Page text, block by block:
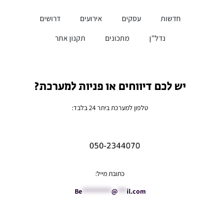
חדשות עסקים אירועים
דרושים
נדל”ן
מתכונים תקנון אתר
יש לכם דיווחים או פניות למערכת?
טלפון למערכת ביתר 24 בלבד:
כתובת מייל:
Be********** @ *** il.com